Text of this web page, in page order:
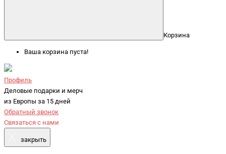
Корзина
Ваша корзина пуста!
Профиль
Деловые подарки и мерч
из Европы за 15 дней
Обратный звонок
Связаться с нами
закрыть